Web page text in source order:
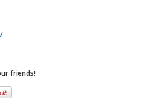
friends!